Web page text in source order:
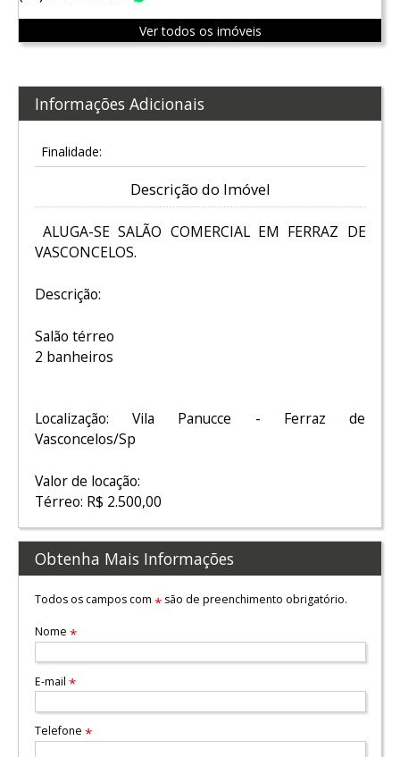
Ver todos os imóveis
Informações Adicionais
Finalidade:
Descrição do Imóvel
ALUGA-SE SALÃO COMERCIAL EM FERRAZ DE
VASCONCELOS.
Descrição:
Salão térreo
2 banheiros
Localização: Vila Panucce - Ferraz de
Vasconcelos/Sp
Valor de locação:
Térreo: R$ 2.500,00
Obtenha Mais Informações
Todos os campos com *são de preenchimento obrigatório.
Nome *
E-mail *
Telefone *